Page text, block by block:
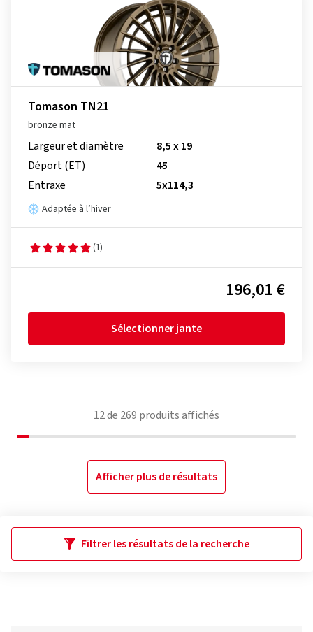
Tomason TN21
bronze mat
Largeur et diamètre
8,5 x 19
Déport (ET)
45
Entraxe
5x114,3
Adaptée à l’hiver
(1)
196,01 €
Sélectionner jante
12de 269 produits affichés
Afficher plus de résultats
Filtrer les résultats de la recherche